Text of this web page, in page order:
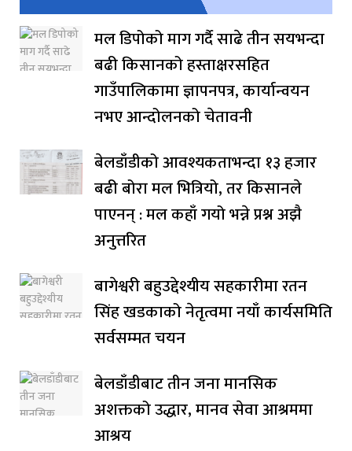
मल डिपोको माग गर्दै साढे तीन सयभन्दा
बढी किसानको हस्ताक्षरसहित
गाउँपालिकामा ज्ञापनपत्र, कार्यान्वयन
नभए आन्दोलनको चेतावनी
बेलडाँडीको आवश्यकताभन्दा १३ हजार
बढी बोरा मल भित्रियो, तर किसानले
पाएनन् : मल कहाँ गयो भन्ने प्रश्न अझै
अनुत्तरित
बागेश्वरी बहुउद्देश्यीय सहकारीमा रतन
सिंह खडकाको नेतृत्वमा नयाँ कार्यसमिति
सर्वसम्मत चयन
बेलडाँडीबाट तीन जना मानसिक
अशक्तको उद्धार, मानव सेवा आश्रममा
आश्रय